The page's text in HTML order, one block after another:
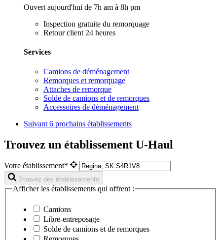
Ouvert aujourd'hui de 7h am à 8h pm
Inspection gratuite du remorquage
Retour client 24 heures
Services
Camions de déménagement
Remorques et remorquage
Attaches de remorque
Solde de camions et de remorques
Accessoires de déménagement
Suivant 6 prochains établissements
Trouvez un établissement U-Haul
Votre établissement*
Trouvez des établissements
Afficher les établissements qui offrent :
Camions
Libre-entreposage
Solde de camions et de remorques